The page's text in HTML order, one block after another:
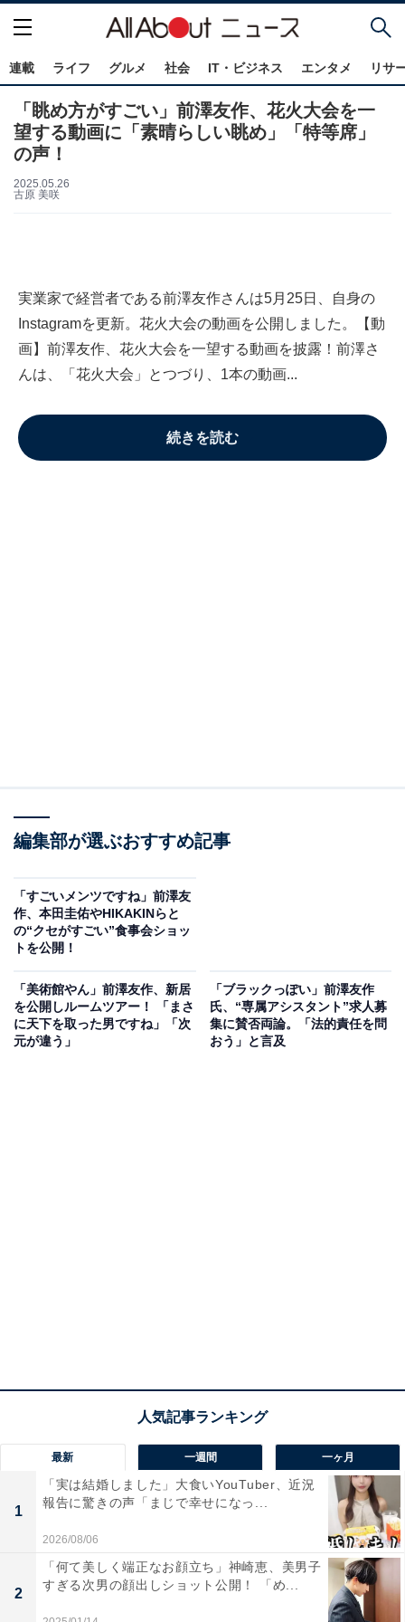
連載 ライフ グルメ 社会 IT・ビジネス エンタメ リサ
「眺め方がすごい」前澤友作、花火大会を一
望する動画に「素晴らしい眺め」「特等席」
の声！
2025.05.26
古原 美咲
実業家で経営者である前澤友作さんは5月25日、自身の
Instagramを更新。花火大会の動画を公開しました。【動
画】前澤友作、花火大会を一望する動画を披露！前澤さ
んは、「花火大会」とつづり、1本の動画...
続きを読む
編集部が選ぶおすすめ記事
「すごいメンツですね」前澤友
作、本田圭佑やHIKAKINらと
の“クセがすごい”食事会ショッ
トを公開！
「美術館やん」前澤友作、新居
を公開しルームツアー！ 「まさ
に天下を取った男ですね」「次
元が違う」
「ブラックっぽい」前澤友作
氏、“専属アシスタント”求人募
集に賛否両論。「法的責任を問
おう」と言及
最新 一週間 一ヶ月
1
「実は結婚しました」大食いYouTuber、近況
報告に驚きの声「まじで幸せになっ...
2026/08/06
2
「何て美しく端正なお顔立ち」神崎恵、美男子
すぎる次男の顔出しショット公開！ 「め...